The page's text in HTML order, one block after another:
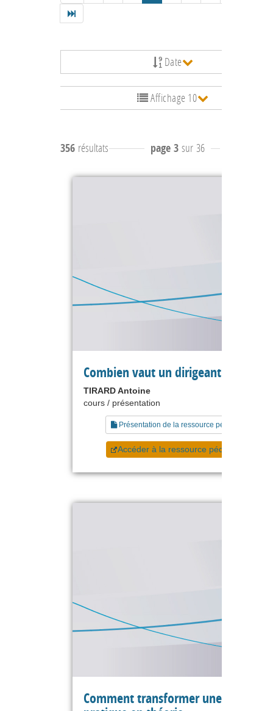
Date
Affichage 10
356 résultats page 3 sur 36
Combien vaut un dirigeant ?
TIRARD Antoine
cours / présentation
Présentation de la ressource pédagogique
Accéder à la ressource pédagogique
Comment transformer une